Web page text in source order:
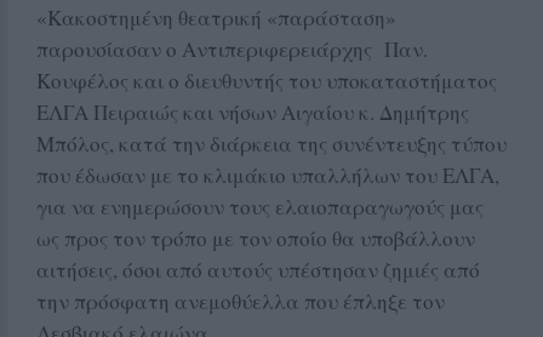
«Κακοστημένη θεατρική «παράσταση»
παρουσίασαν ο Αντιπεριφερειάρχης Παν.
Κουφέλος και ο διευθυντής του υποκαταστήματος
ΕΛΓΑ Πειραιώς και νήσων Αιγαίου κ. Δημήτρης
Μπόλος, κατά την διάρκεια της συνέντευξης τύπου
που έδωσαν με το κλιμάκιο υπαλλήλων του ΕΛΓΑ,
για να ενημερώσουν τους ελαιοπαραγωγούς μας
ως προς τον τρόπο με τον οποίο θα υποβάλλουν
αιτήσεις, όσοι από αυτούς υπέστησαν ζημιές από
την πρόσφατη ανεμοθύελλα που έπληξε τον